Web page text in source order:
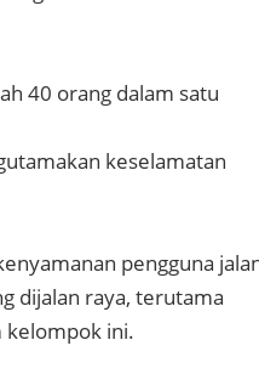
40 orang dalam satu
keselamatan
pengguna
dijalan raya, terutama
kelompok ini.